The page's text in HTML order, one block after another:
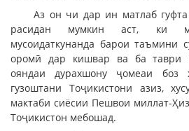
Аз он чи дар ин матлаб
расидан мумкин аст, ки
мусоидаткунанда барои таъмини
оромӣ дар кишвар ва ба таври
ояндаи дурахшону ҷомеаи боз
гузоштани Тоҷикистони азиз,
мактаби сиёсии Пешвои миллат-
Тоҷикистон мебошад.